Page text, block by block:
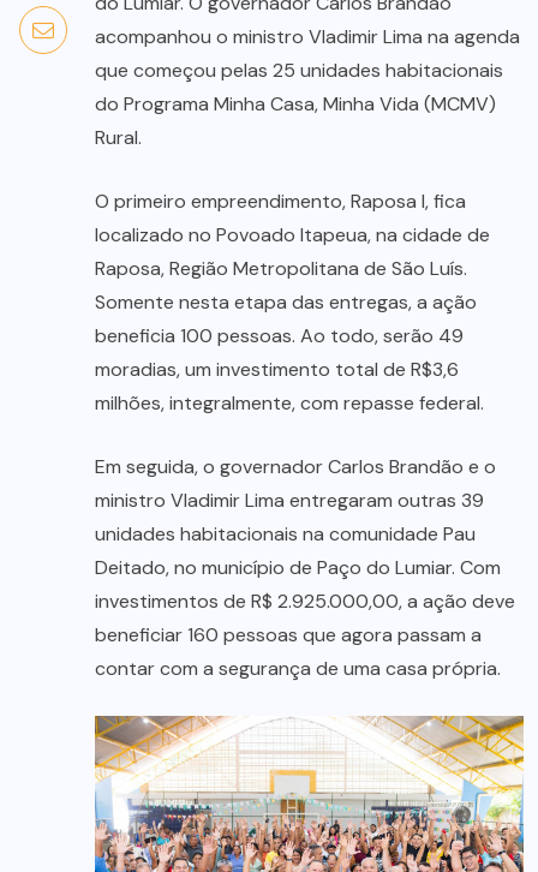
acompanhou o ministro Vladimir Lima na agenda
que começou pelas 25 unidades habitacionais
do Programa Minha Casa, Minha Vida (MCMV)
Rural.
O primeiro empreendimento, Raposa I, fica
localizado no Povoado Itapeua, na cidade de
Raposa, Região Metropolitana de São Luís.
Somente nesta etapa das entregas, a ação
beneficia 100 pessoas. Ao todo, serão 49
moradias, um investimento total de R$3,6
milhões, integralmente, com repasse federal.
Em seguida, o governador Carlos Brandão e o
ministro Vladimir Lima entregaram outras 39
unidades habitacionais na comunidade Pau
Deitado, no município de Paço do Lumiar. Com
investimentos de R$ 2.925.000,00, a ação deve
beneficiar 160 pessoas que agora passam a
contar com a segurança de uma casa própria.